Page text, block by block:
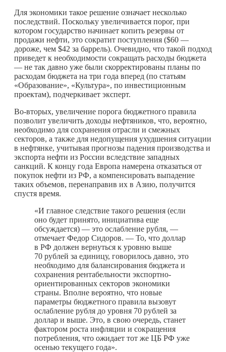
Для экономики такое решение означает несколько
последствий. Поскольку увеличивается порог, при
котором государство начинает копить резервы от
продажи нефти, это сократит поступления ($60 —
дороже, чем $42 за баррель). Очевидно, что такой подход
приведет к необходимости сокращать расходы бюджета
— не так давно уже были скорректированы планы по
расходам бюджета на три года вперед (по статьям
«Образование», «Культура», по инвестиционным
проектам), подчеркивает эксперт.
Во-вторых, увеличение порога бюджетного правила
позволит увеличить доходы нефтяников, что, вероятно,
необходимо для сохранения отрасли и смежных
секторов, а также для недопущения ухудшения ситуации
в нефтянке, учитывая прогнозы падения производства и
экспорта нефти из России вследствие западных
санкций. К концу года Европа намерена отказаться от
покупок нефти из РФ, а компенсировать выпадение
таких объемов, перенаправив их в Азию, получится
спустя время.
«И главное следствие такого решения (если
оно будет принято, инициатива еще
обсуждается) — это ослабление рубля, —
отмечает Федор Сидоров. — То, что доллар
в РФ должен вернуться к уровню выше
70 рублей за единицу, говорилось давно, это
необходимо для балансирования бюджета и
сохранения рентабельности экспортно-
ориентированных секторов экономики
страны. Вполне вероятно, что новые
параметры бюджетного правила вызовут
ослабление рубля до уровня 70 рублей за
доллар и выше. Это, в свою очередь, станет
фактором роста инфляции и сокращения
потребления, что ожидает тот же ЦБ РФ уже
осенью текущего года».